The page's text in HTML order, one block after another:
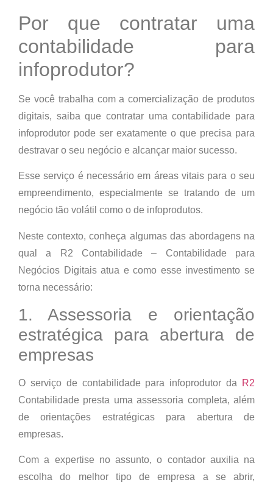
Por que contratar uma
contabilidade para
infoprodutor?
Se você trabalha com a comercialização de produtos
digitais, saiba que contratar uma contabilidade para
infoprodutor pode ser exatamente o que precisa para
destravar o seu negócio e alcançar maior sucesso.
Esse serviço é necessário em áreas vitais para o seu
empreendimento, especialmente se tratando de um
negócio tão volátil como o de infoprodutos.
Neste contexto, conheça algumas das abordagens na
qual a R2 Contabilidade – Contabilidade para
Negócios Digitais atua e como esse investimento se
torna necessário:
1. Assessoria e orientação
estratégica para abertura de
empresas
O serviço de contabilidade para infoprodutor da
R2
Contabilidade presta uma assessoria completa, além
de orientações estratégicas para abertura de
empresas.
Com a expertise no assunto, o contador auxilia na
escolha do melhor tipo de empresa a se abrir,